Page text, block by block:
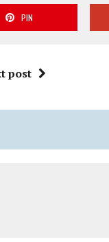
PIN
post